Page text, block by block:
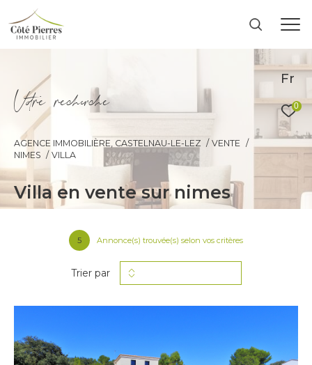
Fr
0
Vore recece
AGENCE IMMOBILIÈRE, CASTELNAU-LE-LEZ
VENTE
NIMES
VILLA
villa en vente sur nimes
5 Annonce(s) trouvée(s) selon vos critères
Trier par